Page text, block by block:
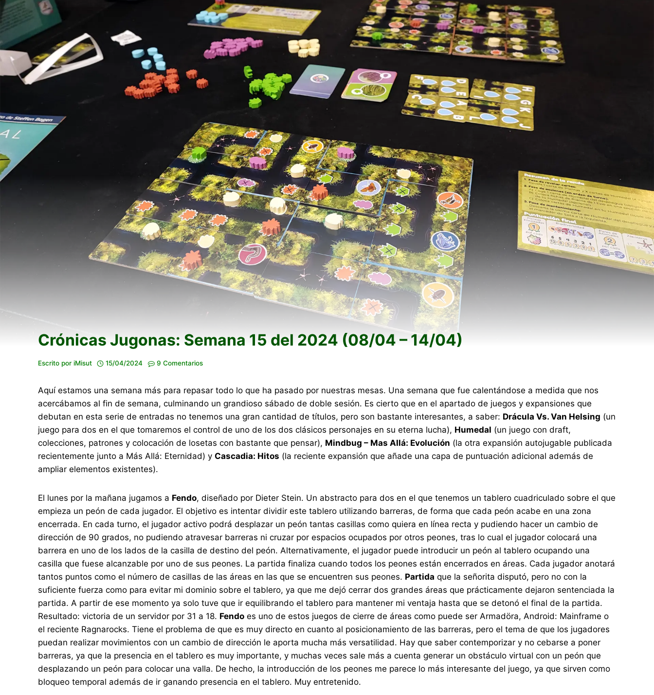
Crónicas Jugonas: Semana 15 del 2024 (08/04 – 14/04)
Escrito por iMisut 15/04/2024 9 Comentarios
Aquí estamos una semana más para repasar todo lo que ha pasado por nuestras mesas. Una semana que fue calentándose a medida que nos
acercábamos al fin de semana, culminando un grandioso sábado de doble sesión. Es cierto que en el apartado de juegos y expansiones que
debutan en esta serie de entradas no tenemos una gran cantidad de títulos, pero son bastante interesantes, a saber: Drácula Vs. Van Helsing (un
juego para dos en el que tomaremos el control de uno de los dos clásicos personajes en su eterna lucha), Humedal (un juego con draft,
colecciones, patrones y colocación de losetas con bastante que pensar), Mindbug – Mas Allá: Evolución (la otra expansión autojugable publicada
recientemente junto a Más Allá: Eternidad) yCascadia: Hitos (la reciente expansión que añade una capa de puntuación adicional además de
ampliar elementos existentes).
El lunes por la mañana jugamos a Fendo, diseñado por Dieter Stein. Un abstracto para dos en el que tenemos un tablero cuadriculado sobre el que
empieza un peón de cada jugador. El objetivo es intentar dividir este tablero utilizando barreras, de forma que cada peón acabe en una zona
encerrada. En cada turno, el jugador activo podrá desplazar un peón tantas casillas como quiera en línea recta y pudiendo hacer un cambio de
dirección de 90 grados, no pudiendo atravesar barreras ni cruzar por espacios ocupados por otros peones, tras lo cual el jugador colocará una
barrera en uno de los lados de la casilla de destino del peón. Alternativamente, el jugador puede introducir un peón al tablero ocupando una
casilla que fuese alcanzable por uno de sus peones. La partida finaliza cuando todos los peones están encerrados en áreas. Cada jugador anotará
tantos puntos como el número de casillas de las áreas en las que se encuentren sus peones. Partida que la señorita disputó, pero no con la
suficiente fuerza como para evitar mi dominio sobre el tablero, ya que me dejó cerrar dos grandes áreas que prácticamente dejaron sentenciada la
partida. A partir de ese momento ya solo tuve que ir equilibrando el tablero para mantener mi ventaja hasta que se detonó el final de la partida.
Resultado: victoria de un servidor por 31 a 18. Fendo es uno de estos juegos de cierre de áreas como puede ser Armadöra, Android: Mainframe o
el reciente Ragnarocks. Tiene el problema de que es muy directo en cuanto al posicionamiento de las barreras, pero el tema de que los jugadores
puedan realizar movimientos con un cambio de dirección le aporta mucha más versatilidad. Hay que saber contemporizar y no cebarse a poner
barreras, ya que la presencia en el tablero es muy importante, y muchas veces sale más a cuenta generar un obstáculo virtual con un peón que
desplazando un peón para colocar una valla. De hecho, la introducción de los peones me parece lo más interesante del juego, ya que sirven como
bloqueo temporal además de ir ganando presencia en el tablero. Muy entretenido.